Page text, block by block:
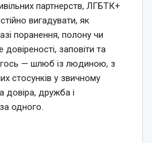
партнерств, ЛГБТК+
вигадувати, як
поранення, полону чи
заповіти та
— шлюб із людиною, з
стосунків у звичному
довіра, дружба і
одного.